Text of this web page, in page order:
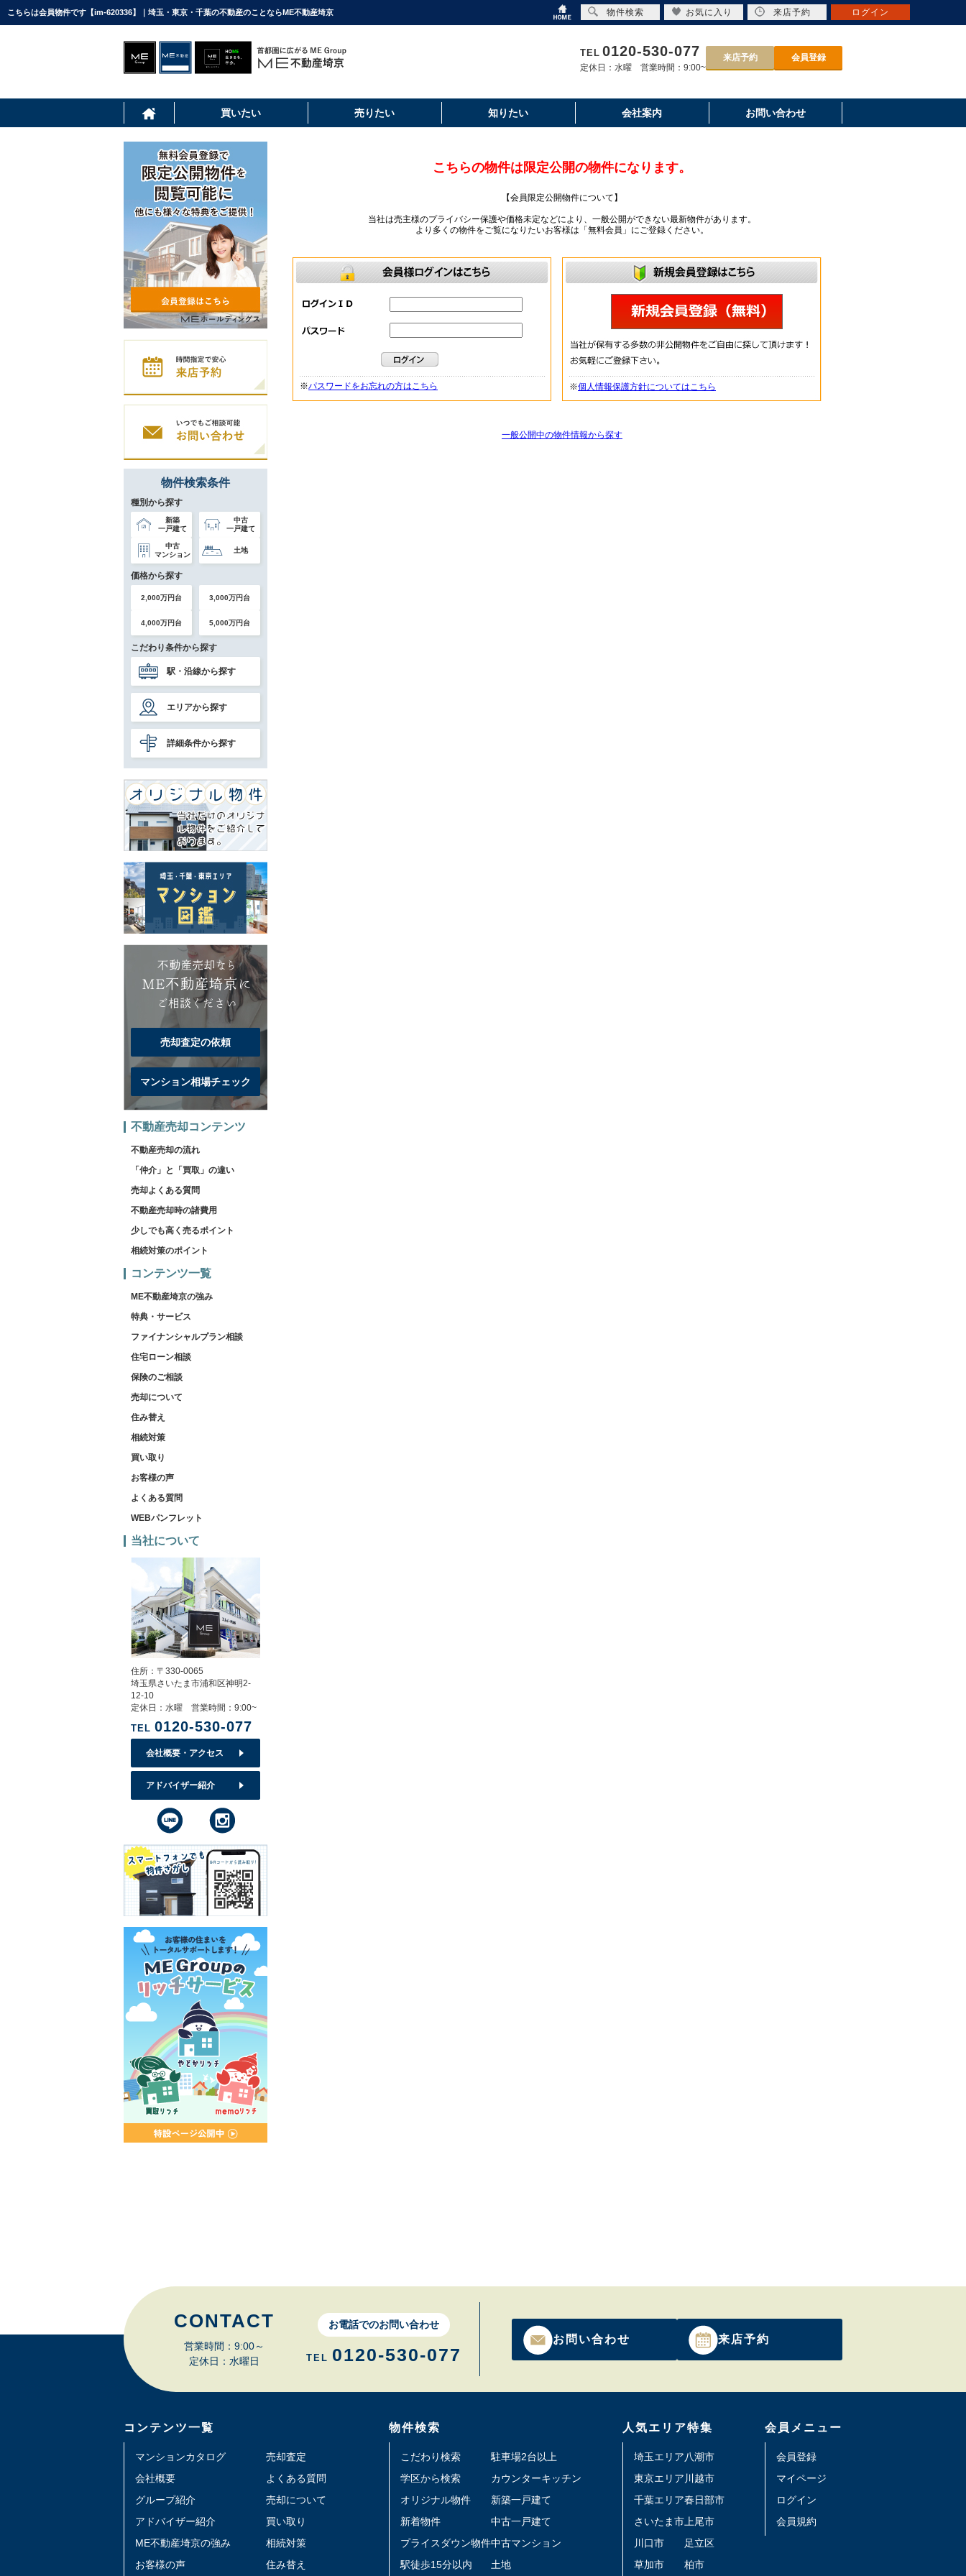
こちらは会員物件です【im-620336】｜埼玉・東京・千葉の不動産のことならME不動産埼京
TEL 0120-530-077
定休日：水曜 営業時間：9:00~
来店予約 会員登録
買いたい 売りたい 知りたい 会社案内 お問い合わせ
こちらの物件は限定公開の物件になります。
【会員限定公開物件について】
当社は売主様のプライバシー保護や価格未定などにより、一般公開ができない最新物件があります。
より多くの物件をご覧になりたいお客様は「無料会員」にご登録ください。
※パスワードをお忘れの方はこちら ※個人情報保護方針についてはこちら
一般公開中の物件情報から探す
物件検索条件
種別から探す
新築
一戸建て
中古
一戸建て
中古
マンション
土地
価格から探す
2,000万円台 3,000万円台
4,000万円台 5,000万円台
こだわり条件から探す
駅・沿線から探す
エリアから探す
詳細条件から探す
売却査定の依頼
マンション相場チェック
不動産売却コンテンツ
不動産売却の流れ
「仲介」と「買取」の違い
売却よくある質問
不動産売却時の諸費用
少しでも高く売るポイント
相続対策のポイント
コンテンツ一覧
ME不動産埼京の強み
特典・サービス
ファイナンシャルプラン相談
住宅ローン相談
保険のご相談
売却について
住み替え
相続対策
買い取り
お客様の声
よくある質問
WEBパンフレット
当社について
住所：〒330-0065
埼玉県さいたま市浦和区神明2-
12-10
定休日：水曜 営業時間：9:00~
TEL 0120-530-077
会社概要・アクセス
アドバイザー紹介
CONTACT
営業時間：9:00～
定休日：水曜日
お電話でのお問い合わせ
TEL 0120-530-077
お問い合わせ 来店予約
コンテンツ一覧
マンションカタログ
会社概要
グループ紹介
アドバイザー紹介
ME不動産埼京の強み
お客様の声
売却査定
よくある質問
売却について
買い取り
相続対策
住み替え
物件検索
こだわり検索
学区から検索
オリジナル物件
新着物件
プライスダウン物件
駅徒歩15分以内
駐車場2台以上
カウンターキッチン
新築一戸建て
中古一戸建て
中古マンション
土地
人気エリア特集
埼玉エリア
東京エリア
千葉エリア
さいたま市
川口市
草加市
八潮市
川越市
春日部市
上尾市
足立区
柏市
会員メニュー
会員登録
マイページ
ログイン
会員規約
物件検索 お気に入り 来店予約 ログイン